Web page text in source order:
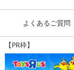
よくあるご質問
【PR枠】